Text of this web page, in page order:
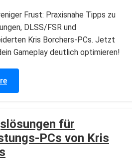
Frust: Praxisnahe Tipps zu
DLSS/FSR und
Kris Borchers-PCs. Jetzt
Gameplay deutlich optimieren!
für
PCs von Kris